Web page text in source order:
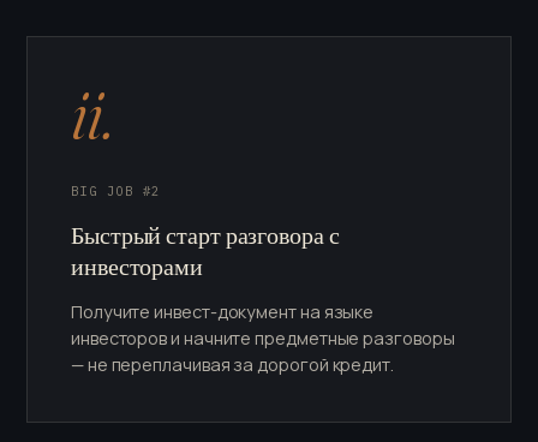
ii.
BIG JOB #2
Быстрый старт разговора с
инвесторами
Получите инвест-документ на языке
инвесторов и начните предметные разговоры
— не переплачивая за дорогой кредит.